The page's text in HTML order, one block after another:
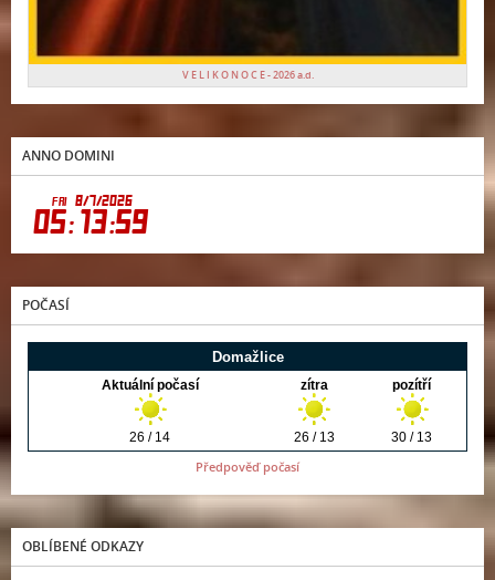
V E L I K O N O C E - 2026 a.d.
ANNO DOMINI
POČASÍ
Předpověď počasí
OBLÍBENÉ ODKAZY